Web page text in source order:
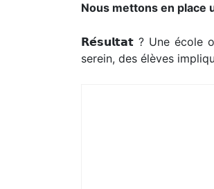
Nous mettons en place
𝗥𝗲́𝘀𝘂𝗹𝘁𝗮𝘁 ? Une école
serein, des élèves